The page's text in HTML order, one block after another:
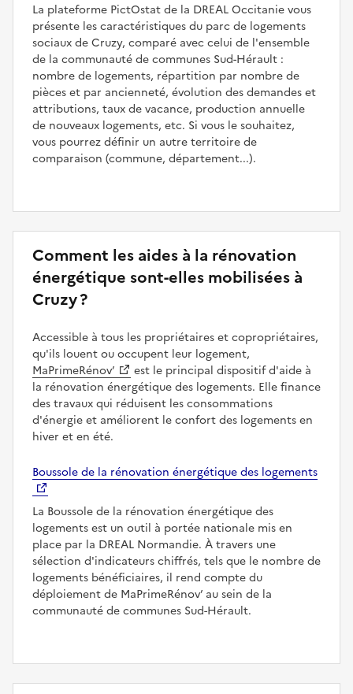
La plateforme PictOstat de la DREAL Occitanie vous
présente les caractéristiques du parc de logements
sociaux de Cruzy, comparé avec celui de l'ensemble
de la communauté de communes Sud-Hérault :
nombre de logements, répartition par nombre de
pièces et par ancienneté, évolution des demandes et
attributions, taux de vacance, production annuelle
de nouveaux logements, etc. Si vous le souhaitez,
vous pourrez définir un autre territoire de
comparaison (commune, département...).
Comment les aides à la rénovation
énergétique sont-elles mobilisées à
Cruzy ?
Accessible à tous les propriétaires et copropriétaires,
qu'ils louent ou occupent leur logement,
MaPrimeRénov’
est le principal dispositif d'aide à
la rénovation énergétique des logements. Elle finance
des travaux qui réduisent les consommations
d'énergie et améliorent le confort des logements en
hiver et en été.
Boussole de la rénovation énergétique des logements
La Boussole de la rénovation énergétique des
logements est un outil à portée nationale mis en
place par la DREAL Normandie. À travers une
sélection d'indicateurs chiffrés, tels que le nombre de
logements bénéficiaires, il rend compte du
déploiement de MaPrimeRénov’ au sein de la
communauté de communes Sud-Hérault.